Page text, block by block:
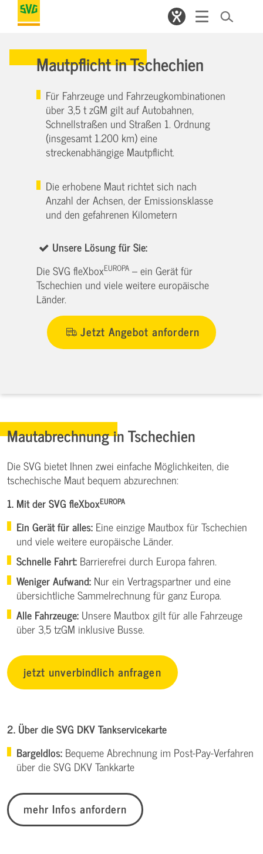
Mautpflicht in Tschechien
Für Fahrzeuge und Fahrzeugkombinationen
über 3,5 t zGM gilt auf Autobahnen,
Schnellstraßen und Straßen 1. Ordnung
(insgesamt 1.200 km) eine
streckenabhängige Mautpflicht.
Die erhobene Maut richtet sich nach
Anzahl der Achsen, der Emissionsklasse
und den gefahrenen Kilometern
Unsere Lösung für Sie:
Die SVG fleXboxEUROPA – ein Gerät für
Tschechien und viele weitere europäische
Länder.
Jetzt Angebot anfordern
Mautabrechnung in Tschechien
Die SVG bietet Ihnen zwei einfache Möglichkeiten, die
tschechische Maut bequem abzurechnen:
1. Mit der SVG fleXboxEUROPA
Ein Gerät für alles: Eine einzige Mautbox für Tschechien
und viele weitere europäische Länder.
Schnelle Fahrt: Barrierefrei durch Europa fahren.
Weniger Aufwand: Nur ein Vertragspartner und eine
übersichtliche Sammelrechnung für ganz Europa.
Alle Fahrzeuge: Unsere Mautbox gilt für alle Fahrzeuge
über 3,5 tzGM inklusive Busse.
jetzt unverbindlich anfragen
2. Über die SVG DKV Tankservicekarte
Bargeldlos: Bequeme Abrechnung im Post-Pay-Verfahren
über die SVG DKV Tankkarte
mehr Infos anfordern